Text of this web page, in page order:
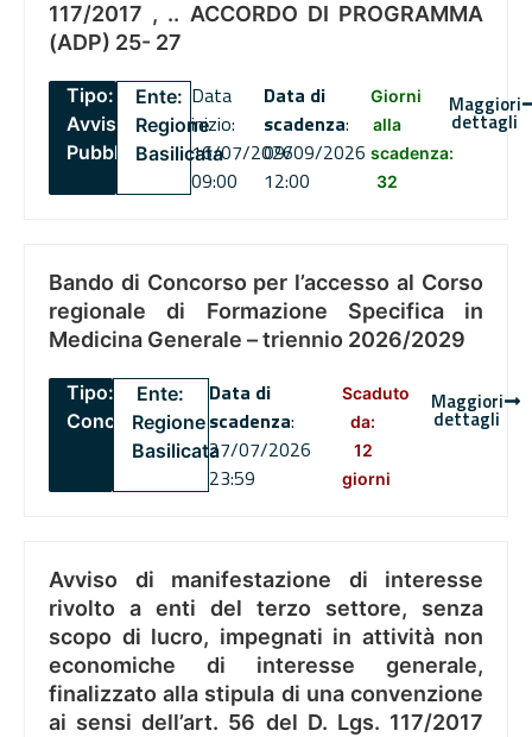
117/2017 , .. ACCORDO DI PROGRAMMA
(ADP) 25- 27
Tipo:
Avviso
Pubblico
Ente:
Regione
Basilicata
Data
inizio:
16/07/2026
09:00
Data di
scadenza:
09/09/2026
12:00
Giorni
alla
scadenza:
32
Maggiori
dettagli
Bando di Concorso per l’accesso al Corso
regionale di Formazione Specifica in
Medicina Generale – triennio 2026/2029
Tipo:
Concorsi
Ente:
Regione
Basilicata
Data di
scadenza:
27/07/2026
23:59
Scaduto
da:
12
giorni
Maggiori
dettagli
Avviso di manifestazione di interesse
rivolto a enti del terzo settore, senza
scopo di lucro, impegnati in attività non
economiche di interesse generale,
finalizzato alla stipula di una convenzione
ai sensi dell’art. 56 del D. Lgs. 117/2017